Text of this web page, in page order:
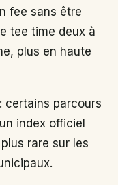
fee sans être
tee time deux à
plus en haute
certains parcours
index officiel
rare sur les